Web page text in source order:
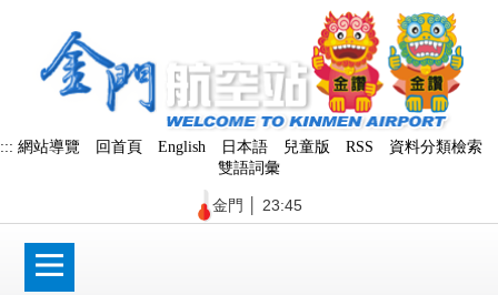
塊
::: 網站導覽 回首頁 English 日本語 兒童版 RSS
資料分類檢索
雙語詞彙
金門 23:45